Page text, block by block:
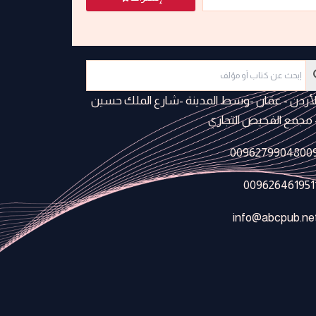
- عمَان -وسط المدينة -شارع الملك حسين
مجمع الفحيص التجاري